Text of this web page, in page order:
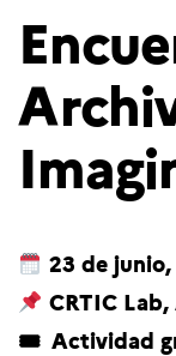
23 de junio,
CRTIC
🎟 Actividad